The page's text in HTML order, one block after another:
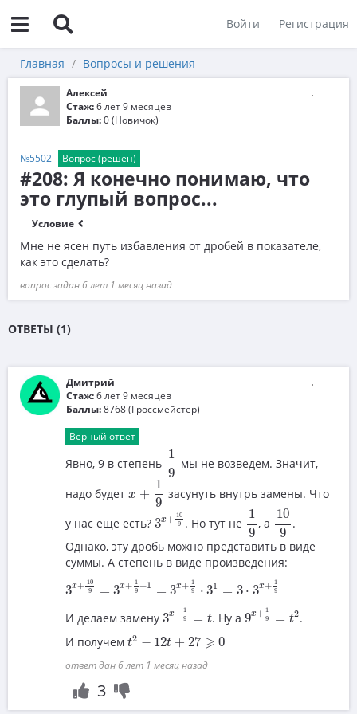
Войти Регистрация
Главная Вопросы и решения
Алексей
Стаж:6 лет 9 месяцев
Баллы:0 (Новичок)
№5502 Вопрос (решен)
#208: Я конечно понимаю, что
это глупый вопрос...
Условие
Мне не ясен путь избавления от дробей в показателе,
как это сделать?
вопрос задан 6 лет 1 месяц назад
ОТВЕТЫ (1)
Дмитрий
Стаж:6 лет 9 месяцев
Баллы:8768 (Гроссмейстер)
Верный ответ
Явно, 9 в степень
1
9
1
мы не возведем. Значит,
надо будет x +
1
9
9
засунуть внутрь замены. Что
у нас еще есть? 3x+ 10
9
3 +10
. Но тут не
1
9
1
, а
10
9
109
.
Однако, эту дробь можно представить в виде
суммы. А степень в виде произведения:
3x+ 10
9
= 3x+ 1
9 +1 = 3x+ 1
9
⋅ 31 = 3 ⋅ 3x+ 1
9
3x +10 3 x+ 1 = 3 x 19 ⋅3 x
И делаем замену 3x+ 1
9
= t
3x +1
. Ну а9x+ 1
9
= t2
9x+1 t2
.
И получем t2 − 12t + 27 ⩾ 0
t2 12t+ 27⩾ 0
ответ дан 6 лет 1 месяц назад
3